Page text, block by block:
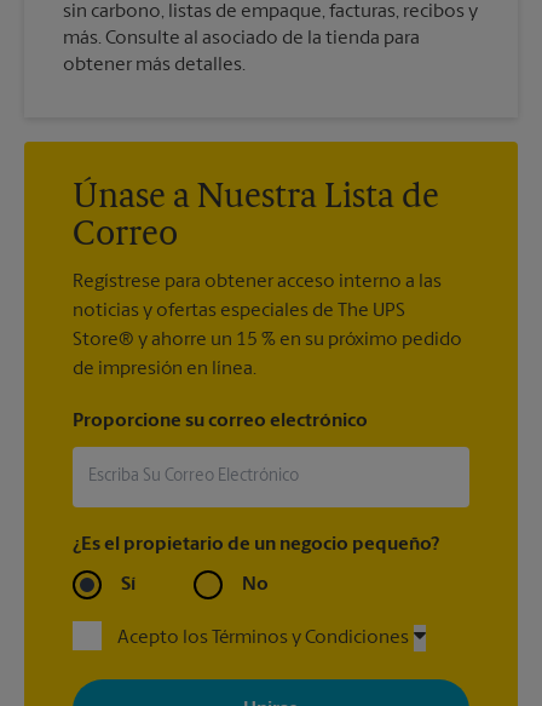
sin carbono, listas de empaque, facturas, recibos y
más. Consulte al asociado de la tienda para
obtener más detalles.
Únase a Nuestra Lista de
Correo
Regístrese para obtener acceso interno a las
noticias y ofertas especiales de The UPS
Store® y ahorre un 15 % en su próximo pedido
de impresión en línea.
Proporcione su correo electrónico
¿Es el propietario de un negocio pequeño?
Sí No
Acepto los Términos y Condiciones
Al registrarse, acepta recibir correos electrónicos de The UPS
Store con noticias, ofertas especiales, promociones y mensajes